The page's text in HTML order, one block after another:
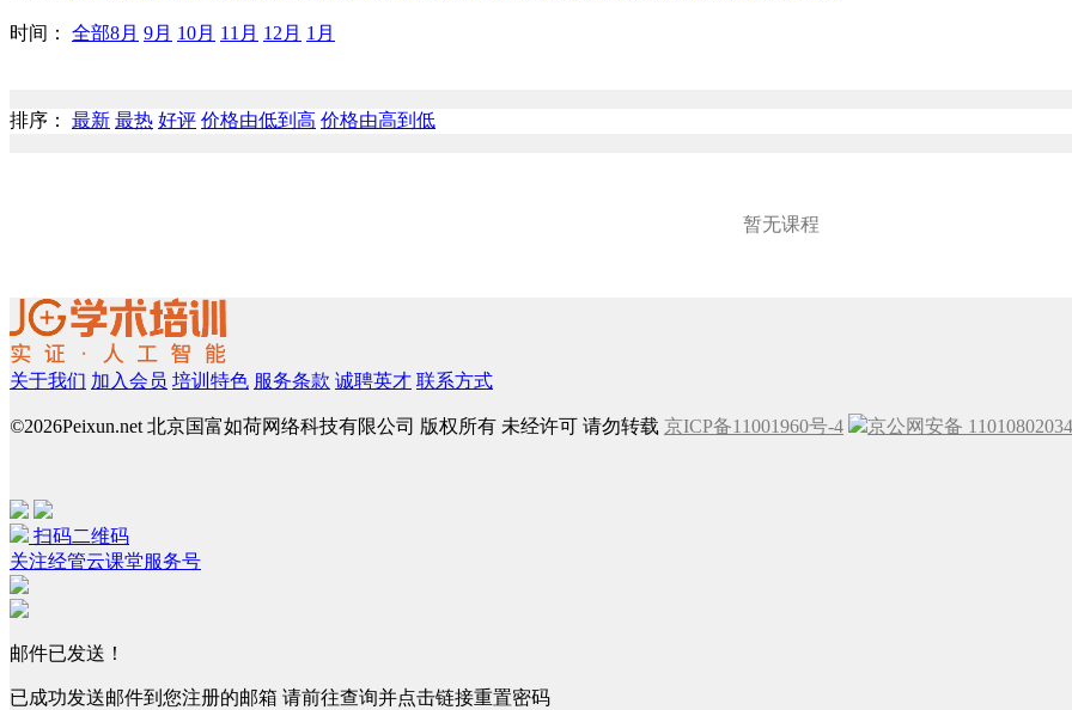
时间： 全部8月 9月 10月 11月 12月 1月
排序： 最新 最热 好评 价格由低到高 价格由高到低
暂无课程
关于我们 加入会员 培训特色 服务条款 诚聘英才 联系方式
©2026Peixun.net 北京国富如荷网络科技有限公司 版权所有 未经许可 请勿转载 京ICP备11001960号-4 京公网安备
扫码二维码
关注经管云课堂服务号
邮件已发送！
已成功发送邮件到您注册的邮箱 请前往查询并点击链接重置密码